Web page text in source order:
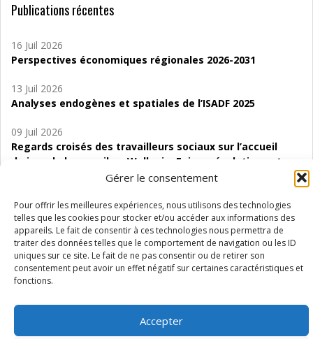
Gérer le consentement
Pour offrir les meilleures expériences, nous utilisons des technologies
telles que les cookies pour stocker et/ou accéder aux informations des
appareils. Le fait de consentir à ces technologies nous permettra de
traiter des données telles que le comportement de navigation ou les ID
uniques sur ce site. Le fait de ne pas consentir ou de retirer son
consentement peut avoir un effet négatif sur certaines caractéristiques et
fonctions.
Accepter
Publications récentes
16 Juil 2026
Perspectives économiques régionales 2026-2031
13 Juil 2026
Analyses endogènes et spatiales de l’ISADF 2025
09 Juil 2026
Regards croisés des travailleurs sociaux sur l’accueil
de jour de bas seuil en Wallonie. Enjeux, évolutions et
06 Juil 2026
Étude d’évaluabilité des Structures
d’accompagnement à l’autocréation d’emploi (SAACE)
01 Juil 2026
Pénurie du personnel infirmier :quels indicateurs
Wallonie ?